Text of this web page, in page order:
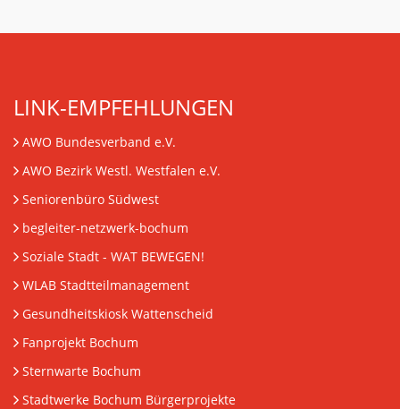
LINK-EMPFEHLUNGEN
AWO Bundesverband e.V.
AWO Bezirk Westl. Westfalen e.V.
Seniorenbüro Südwest
begleiter-netzwerk-bochum
Soziale Stadt - WAT BEWEGEN!
WLAB Stadtteilmanagement
Gesundheitskiosk Wattenscheid
Fanprojekt Bochum
Sternwarte Bochum
Stadtwerke Bochum Bürgerprojekte